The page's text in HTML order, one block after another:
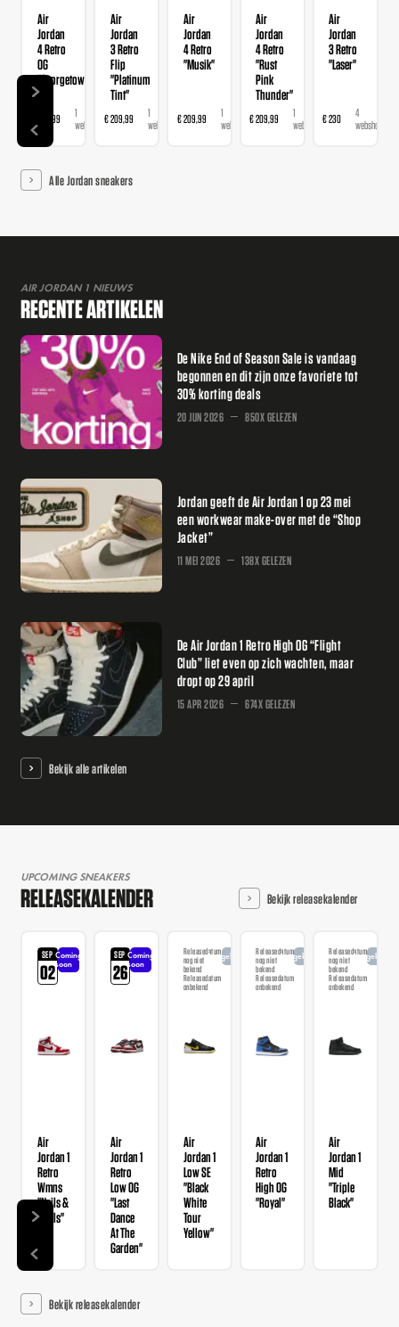
Air
Jordan
4 Retro
OG
"Georgetown"
€ 209,99
1
webshop
Air
Jordan
3 Retro
Flip
"Platinum
Tint"
€ 209,99
1
webshop
Air
Jordan
4 Retro
"Musik"
€ 209,99
1
webshop
Air
Jordan
4 Retro
"Rust
Pink
Thunder"
€ 209,99
1
webshop
Air
Jordan
3 Retro
"Laser"
€ 230
4
webshops
Alle Jordan sneakers
AIR JORDAN 1 NIEUWS
RECENTE ARTIKELEN
De Nike End of Season Sale is vandaag
begonnen en dit zijn onze favoriete tot
30% korting deals
20 JUN 2026 850X GELEZEN
Jordan geeft de Air Jordan 1 op 23 mei
een workwear make-over met de “Shop
Jacket”
11 MEI 2026 138X GELEZEN
De Air Jordan 1 Retro High OG “Flight
Club” liet even op zich wachten, maar
dropt op 29 april
15 APR 2026 674X GELEZEN
Bekijk alle artikelen
UPCOMING SNEAKERS
RELEASEKALENDER Bekijk releasekalender
SEP
02
Coming
soon
Air
Jordan 1
Retro
Wmns
"Nails &
Grails"
SEP
26
Coming
soon
Air
Jordan 1
Retro
Low OG
"Last
Dance
At The
Garden"
Releasedatum
nog niet
bekend
Releasedatum
onbekend
Aangekondigd
Air
Jordan 1
Low SE
"Black
White
Tour
Yellow"
Releasedatum
nog niet
bekend
Releasedatum
onbekend
Aangekondigd
Air
Jordan 1
Retro
High OG
"Royal"
Releasedatum
nog niet
bekend
Releasedatum
onbekend
Air
Jordan 1
Mid
"Triple
Black"
Bekijk releasekalender